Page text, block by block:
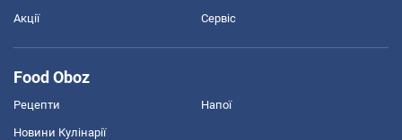
Акції Сервіс
Food Oboz
Рецепти Напої
Новини Кулінарії